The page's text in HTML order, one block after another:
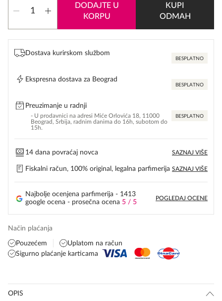
Paul
Scandal
Le
Parfum
Intense
DODAJTE U
KORPU
KUPI
ODMAH
Dostava kurirskom službom
BESPLATNO
Ekspresna dostava za Beograd
BESPLATNO
Preuzimanje u radnji
- U prodavnici na adresi Miće Orlovića 18, 11000
Beograd, Srbija, radnim danima do 16h, subotom do
15h.
BESPLATNO
14 dana povraćaj novca SAZNAJ VIŠE
Fiskalni račun, 100% original, legalna parfimerija SAZNAJ VIŠE
Najbolje ocenjena parfimerija - 1413
google ocena - prosečna ocena 5 / 5
POGLEDAJ OCENE
Način plaćanja
Pouzećem
Uplatom na račun
Sigurno plaćanje karticama
OPIS